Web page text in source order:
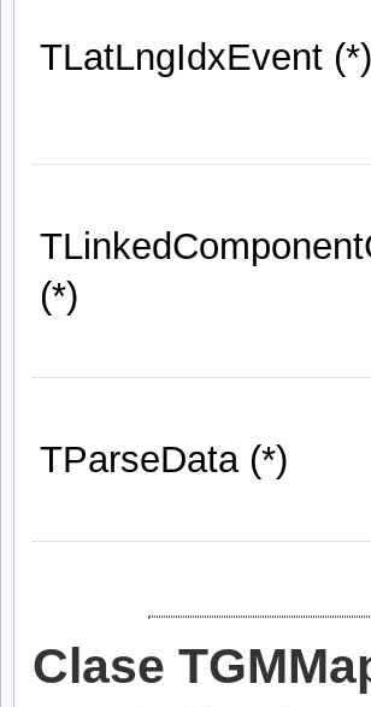
TLatLngIdxEvent (*)
(*)
TParseData (*)
Clase